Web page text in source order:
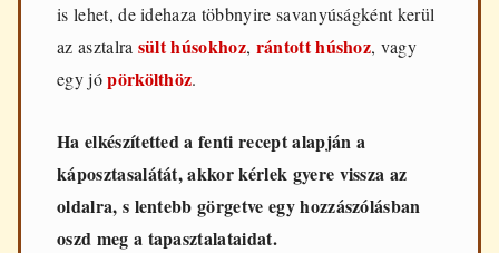
is lehet, de idehaza többnyire savanyúságként kerül
az asztalra sült húsokhoz, rántott húshoz, vagy
egy jópörkölthöz.
Ha elkészítetted a fenti recept alapján a
káposztasalátát, akkor kérlek gyere vissza az
oldalra, s lentebb görgetve egy hozzászólásban
oszd meg a tapasztalataidat.